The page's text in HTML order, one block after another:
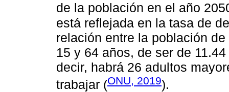
de la población en el año
está reflejada en la tasa de
relación entre la población
15 y 64 años, de ser de
decir, habrá 26 adultos
trabajar (ONU, 2019).